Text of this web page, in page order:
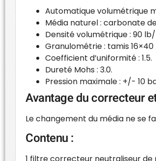
Automatique volumétrique
Média naturel : carbonate
Densité volumétrique : 90
Granulométrie : tamis
Coefficient d’uniformité : 1.5.
Dureté Mohs : 3.0.
Pression maximale : +/- 10
Avantage du correcteur
Le changement du média ne se
Contenu :